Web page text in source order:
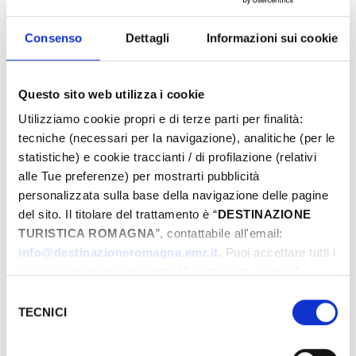
Consenso Dettagli Informazioni sui cookie
Questo sito web utilizza i cookie
Utilizziamo cookie propri e di terze parti per finalità:
tecniche (necessari per la navigazione), analitiche (per le
statistiche) e cookie traccianti / di profilazione (relativi
alle Tue preferenze) per mostrarti pubblicità
personalizzata sulla base della navigazione delle pagine
del sito. Il titolare del trattamento è “DESTINAZIONE
TURISTICA ROMAGNA”, contattabile all'email:
info@destinazioneromagna.emr.it. Puoi accettare tutti i
gestire le tue preferenze facendo clic su “Personalizza”.
Qualora acconsenti a tutti i cookie i Tuoi dati potranno
delTECNICI
­ FREI
TAGE & STUNDEN
Mon
Die Mit Fre Sam
Son
30
01 02 03 04 05
06
07
08 09 10 11 12
14
15 16 17 18 19
20
28
29 30 31 01 02
03
DIE INFORMATIONEN ­